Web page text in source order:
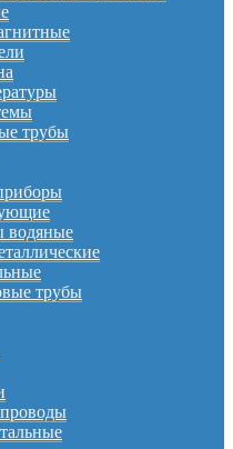
трубы
водяные
трубы